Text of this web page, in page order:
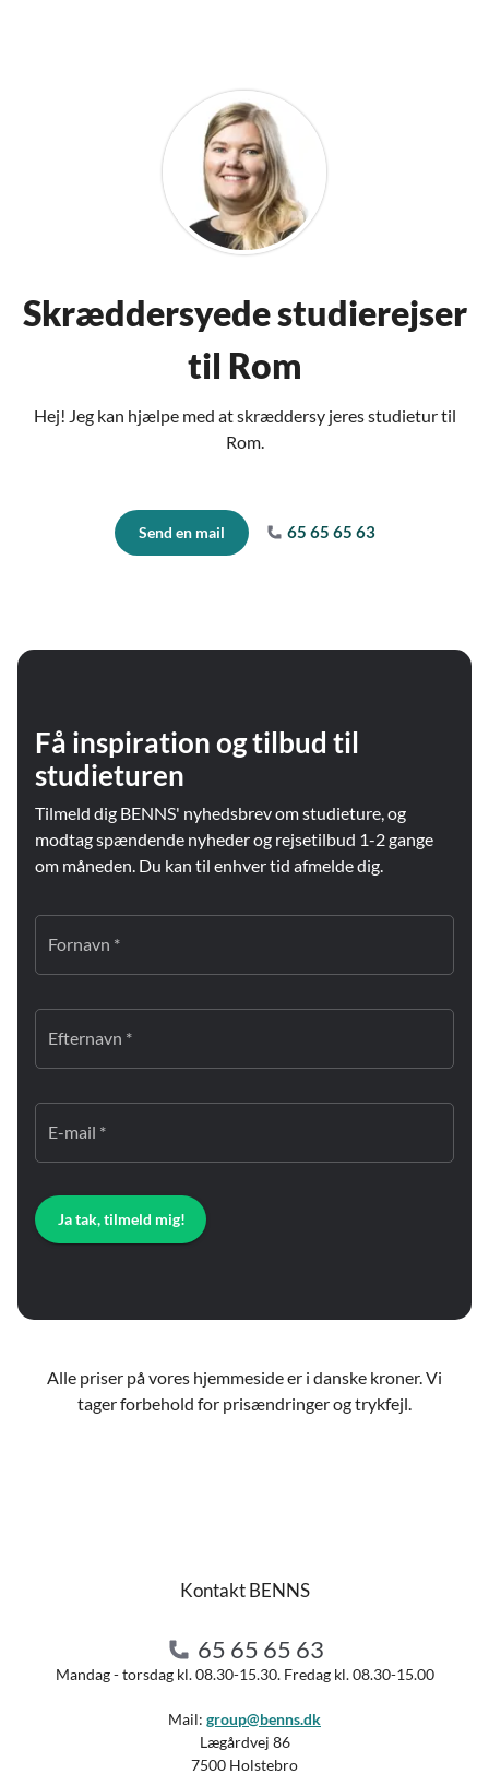
Skræddersyede studierejser
til Rom
Hej! Jeg kan hjælpe med at skræddersy jeres studietur til
Rom.
Send en mail 65 65 65 63
Få inspiration og tilbud til
studieturen
Tilmeld dig BENNS' nyhedsbrev om studieture, og
modtag spændende nyheder og rejsetilbud 1-2 gange
om måneden. Du kan til enhver tid afmelde dig.
Fornavn *
Efternavn *
E-mail *
Ja tak, tilmeld mig!
Alle priser på vores hjemmeside er i danske kroner. Vi
tager forbehold for prisændringer og trykfejl.
Kontakt BENNS
65 65 65 63
Mandag - torsdag kl. 08.30-15.30. Fredag kl. 08.30-15.00
Mail: group@benns.dk
Lægårdvej 86
7500 Holstebro